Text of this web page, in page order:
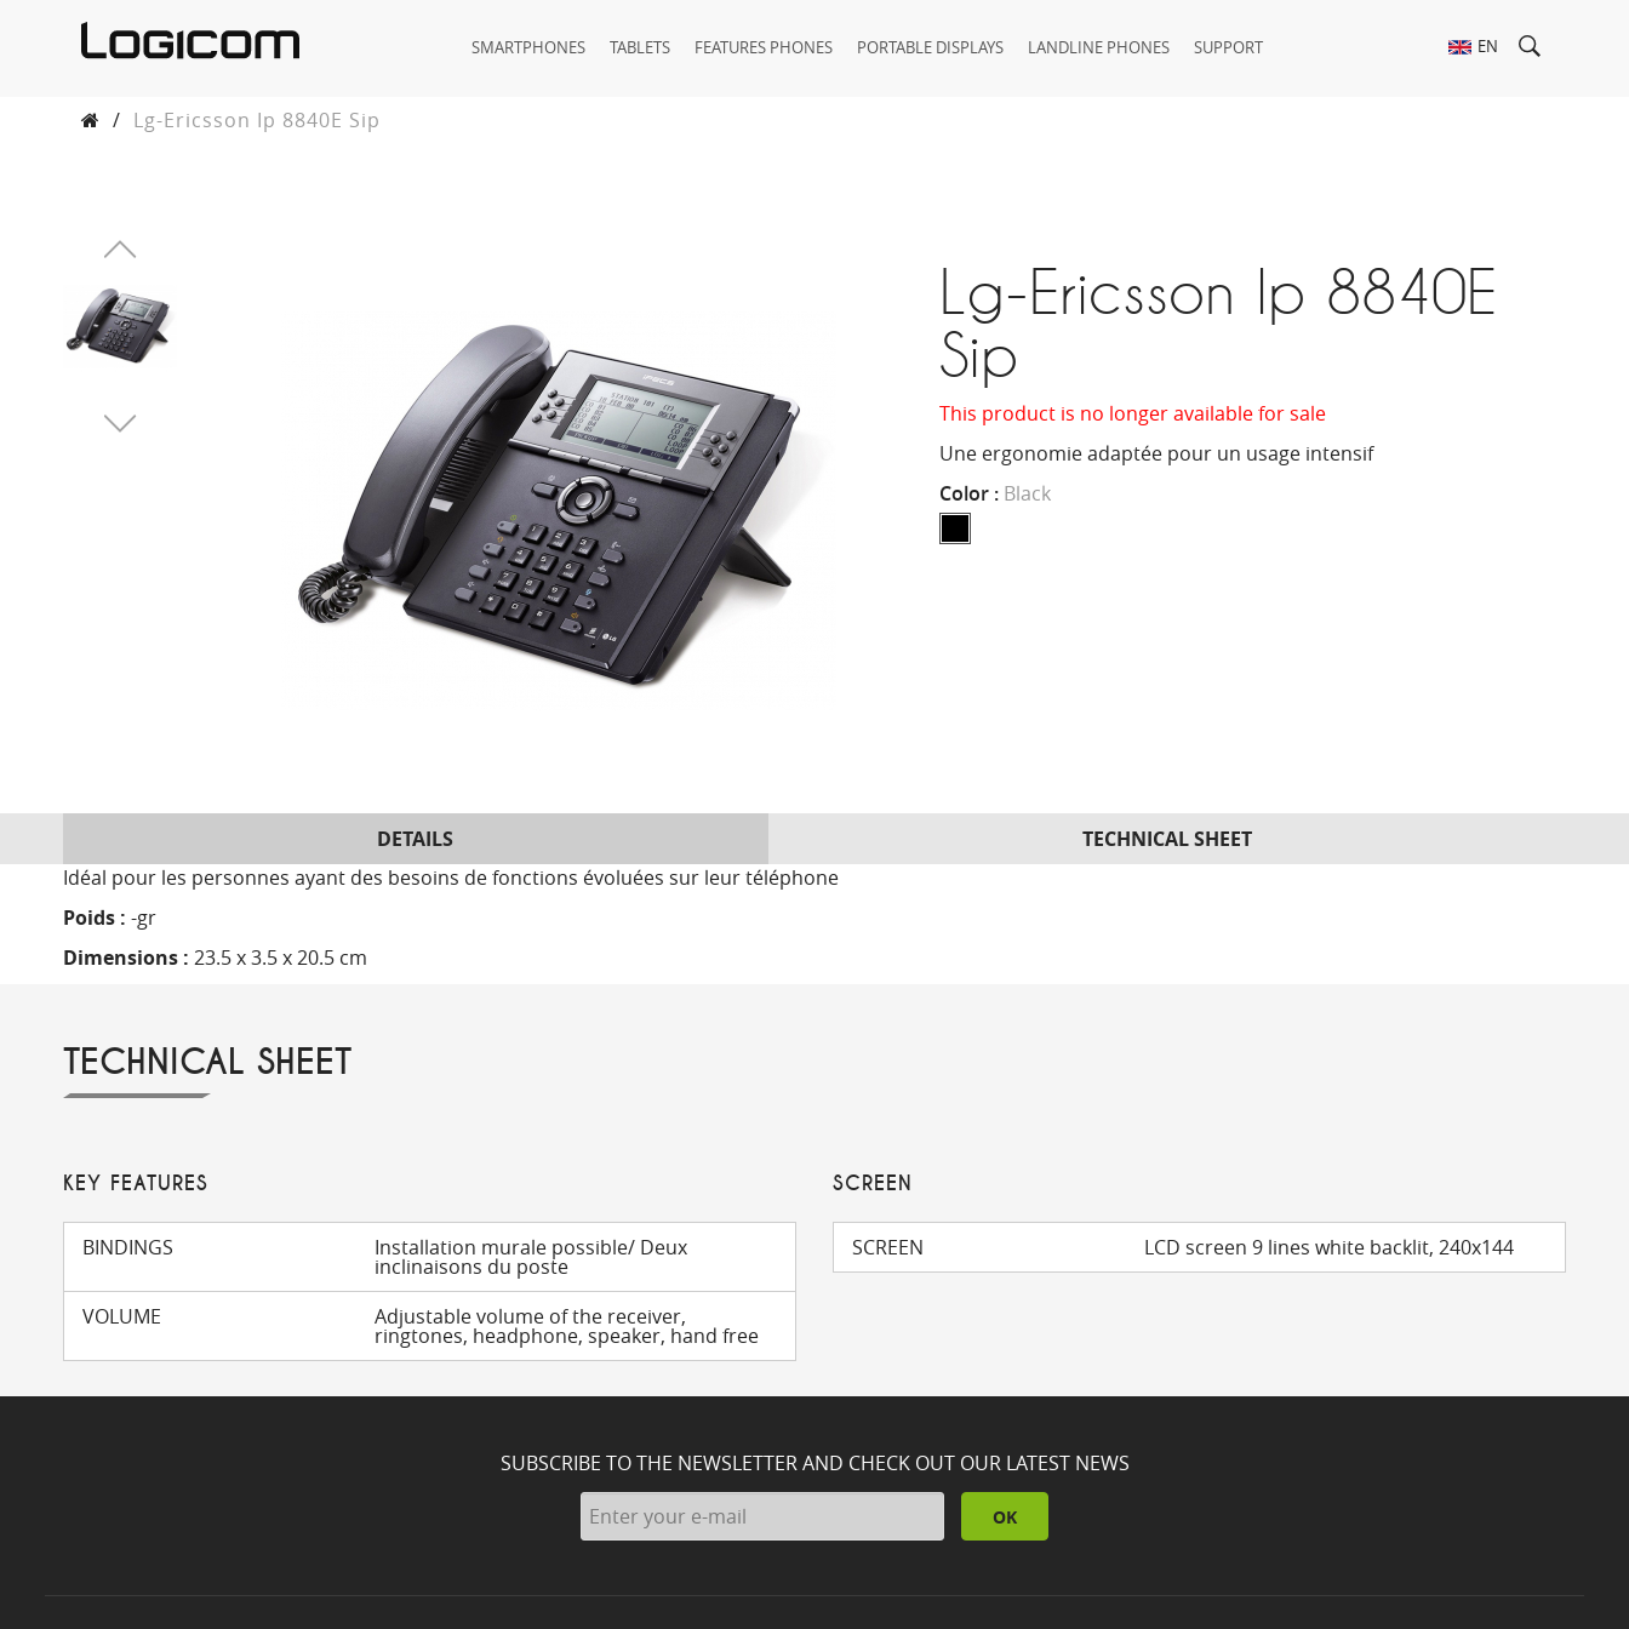
SMARTPHONES TABLETS FEATURES PHONES PORTABLE DISPLAYS LANDLINE PHONES SUPPORT EN
/ Lg-Ericsson Ip 8840E Sip
Lg-Ericsson Ip 8840E
Sip
This product is no longer available for sale
Une ergonomie adaptée pour un usage intensif
Color : Black
DETAILS
TECHNICAL SHEET
Idéal pour les personnes ayant des besoins de fonctions évoluées sur leur téléphone
Poids : -gr
Dimensions : 23.5 x 3.5 x 20.5 cm
TECHNICAL SHEET
KEY FEATURES
BINDINGS Installation murale possible/ Deux
inclinaisons du poste
VOLUME
Adjustable volume of the receiver,
ringtones, headphone, speaker, hand free
SCREEN
SCREEN LCD screen 9 lines white backlit, 240x144
SUBSCRIBE TO THE NEWSLETTER AND CHECK OUT OUR LATEST NEWS
OK